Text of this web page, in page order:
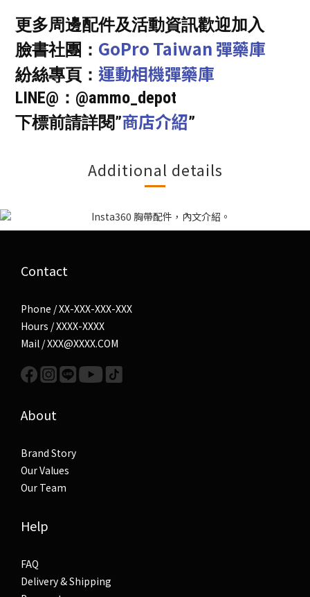
更多周邊配件及活動資訊歡迎加入
臉書社團： GoPro Taiwan 彈藥庫
紛絲專頁： 運動相機彈藥庫
LINE@：@ammo_depot
下標前請詳閱”商店介紹”
Additional details
Contact
Phone / XX-XXX-XXX-XXX
Hours / XXXX-XXXX
Mail / XXX@XXXX.COM
About
Brand Story
Our Values
Our Team
Help
FAQ
Delivery & Shipping